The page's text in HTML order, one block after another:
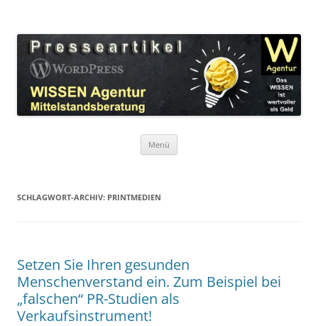
Agentur
Menü
SCHLAGWORT-ARCHIV: PRINTMEDIEN
Setzen Sie Ihren gesunden
Menschenverstand ein. Zum Beispiel bei
„falschen“ PR-Studien als
Verkaufsinstrument!